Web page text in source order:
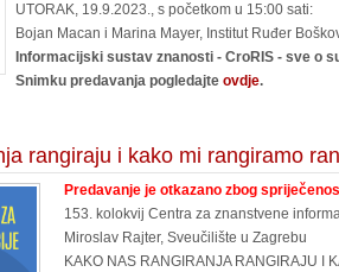
UTORAK, 19.9.2023., s početkom u 15:00 sati:
Bojan Macan i Marina Mayer, Institut Ruđer
Informacijski sustav znanosti - CroRIS - sve o
Snimku predavanja pogledajte ovdje.
rangiraju i kako mi rangiramo
Predavanje je otkazano zbog
153. kolokvij Centra za znanstvene
Miroslav Rajter, Sveučilište u Zagrebu
KAKO NAS RANGIRANJA RANGIRAJU I